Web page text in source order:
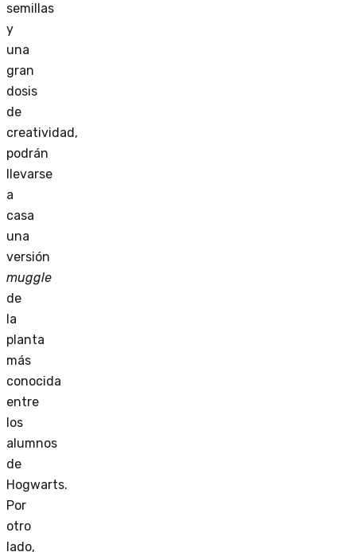
semillas
y
una
gran
dosis
de
creatividad,
podrán
llevarse
a
casa
una
versión
muggle
de
la
planta
más
conocida
entre
los
alumnos
de
Hogwarts.
Por
otro
lado,